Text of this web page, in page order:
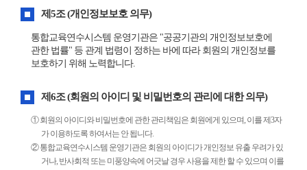
제5조 (개인정보보호 의무)
통합교육연수시스템 운영기관은 "공공기관의 개인정보보호에
관한 법률" 등 관계 법령이 정하는 바에 따라 회원의 개인정보를
보호하기 위해 노력합니다.
제6조 (회원의 아이디 및 비밀번호의 관리에 대한 의무)
① 회원의 아이디와 비밀번호에 관한 관리책임은 회원에게 있으며, 이를 제3자
가 이용하도록 하여서는 안 됩니다.
② 통합교육연수시스템 운영기관은 회원의 아이디가 개인정보 유출 우려가 있
거나, 반사회적 또는 미풍양속에 어긋날 경우 사용을 제한 할 수 있으며 이를